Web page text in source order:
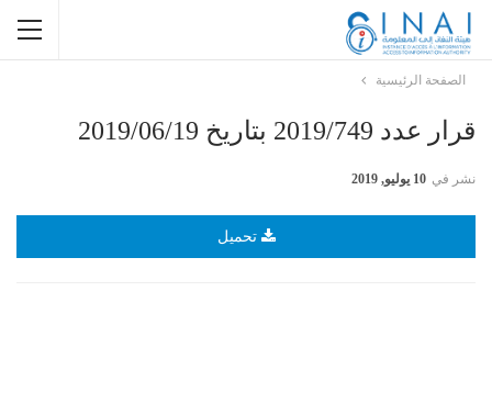
الصفحة الرئيسية
قرار عدد 2019/749 بتاريخ 2019/06/19
نشر في 10 يوليو, 2019
تحميل